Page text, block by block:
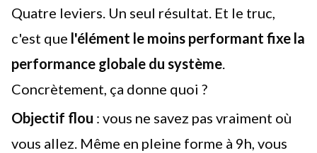
Quatre leviers. Un seul résultat. Et le truc,
c'est que l'élément le moins performant fixe la
performance globale du système.
Concrètement, ça donne quoi ?
Objectif flou : vous ne savez pas vraiment où
vous allez. Même en pleine forme à 9h, vous